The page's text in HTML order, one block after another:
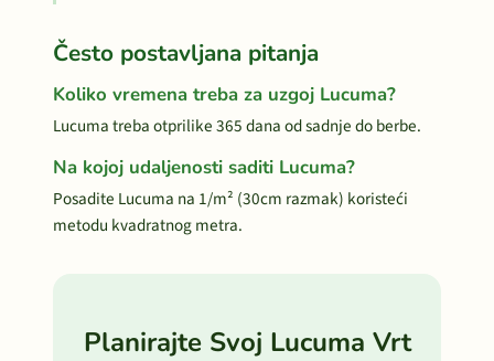
Često postavljana pitanja
Koliko vremena treba za uzgoj Lucuma?
Lucuma treba otprilike 365 dana od sadnje do berbe.
Na kojoj udaljenosti saditi Lucuma?
Posadite Lucuma na 1/m² (30cm razmak) koristeći
metodu kvadratnog metra.
Planirajte Svoj Lucuma Vrt